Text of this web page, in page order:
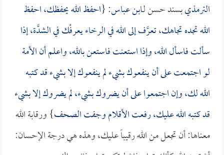
الترمذيبسند حسن لـابن عباس: {احفظ الله يحفظك، احفظ
الله تجده تجاهك، تعرَّف إلى الله في الرخاء يعرفْك في الشدَّة، إذا
سألت فاسأل الله، وإذا استعنت فاستعن بالله، واعلم أن الأمة
لو اجتمعت على أن ينفعوك بشيء لم ينفعوك إلا بشيء قد كتبه
الله لك، وإن اجتمعوا على أن يضروك بشيء، لم يضروك إلا بشيء
قد كتبه الله عليك، رفعت الأقلام وجفت الصحف} ورقابة الله
معناها: أن تجعل من الله رقيباً عليك، وهذه هي درجة الإحسان: